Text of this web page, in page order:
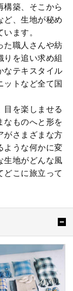
構築、そこから
ど、生地が秘め
ます。
た職人さんや紡
りを追い求め組
なテキスタイル
ットなど全て国
目を楽しませる
なものへと形を
がさまざまな方
ような何かに変
生地がどんな風
どこに旅立って